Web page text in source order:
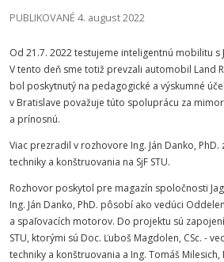
PUBLIKOVANÉ 4. august 2022
Od 21.7. 2022 testujeme inteligentnú mobilitu s
V tento deň sme totiž prevzali automobil Land
bol poskytnutý na pedagogické a výskumné
v Bratislave považuje túto spoluprácu za
a prínosnú.
Viac prezradil v rozhovore Ing. Ján Danko,
techniky a konštruovania na SjF STU.
Rozhovor poskytol pre magazín spoločnosti
Ing. Ján Danko, PhD. pôsobí ako vedúci
a spaľovacích motorov. Do projektu sú
STU, ktorými sú Doc. Ľuboš Magdolen, CSc. -
techniky a konštruovania a Ing. Tomáš Milesich,